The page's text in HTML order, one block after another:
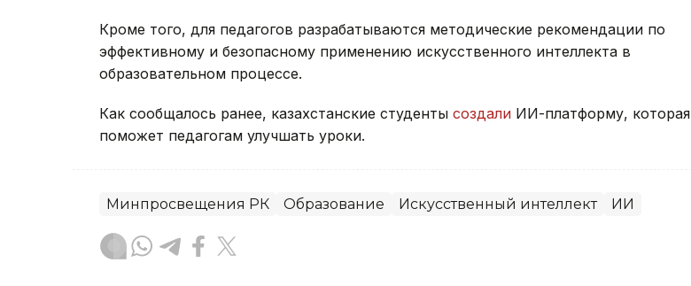
Кроме того, для педагогов разрабатываются методические рекомендации по
эффективному и безопасному применению искусственного интеллекта в
образовательном процессе.
Как сообщалось ранее, казахстанские студенты создали ИИ-платформу, которая
поможет педагогам улучшать уроки.
Минпросвещения РК Образование Искусственный интеллект ИИ